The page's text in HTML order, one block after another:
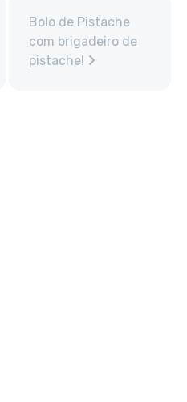
Bolo de Pistache
com brigadeiro de
pistache!